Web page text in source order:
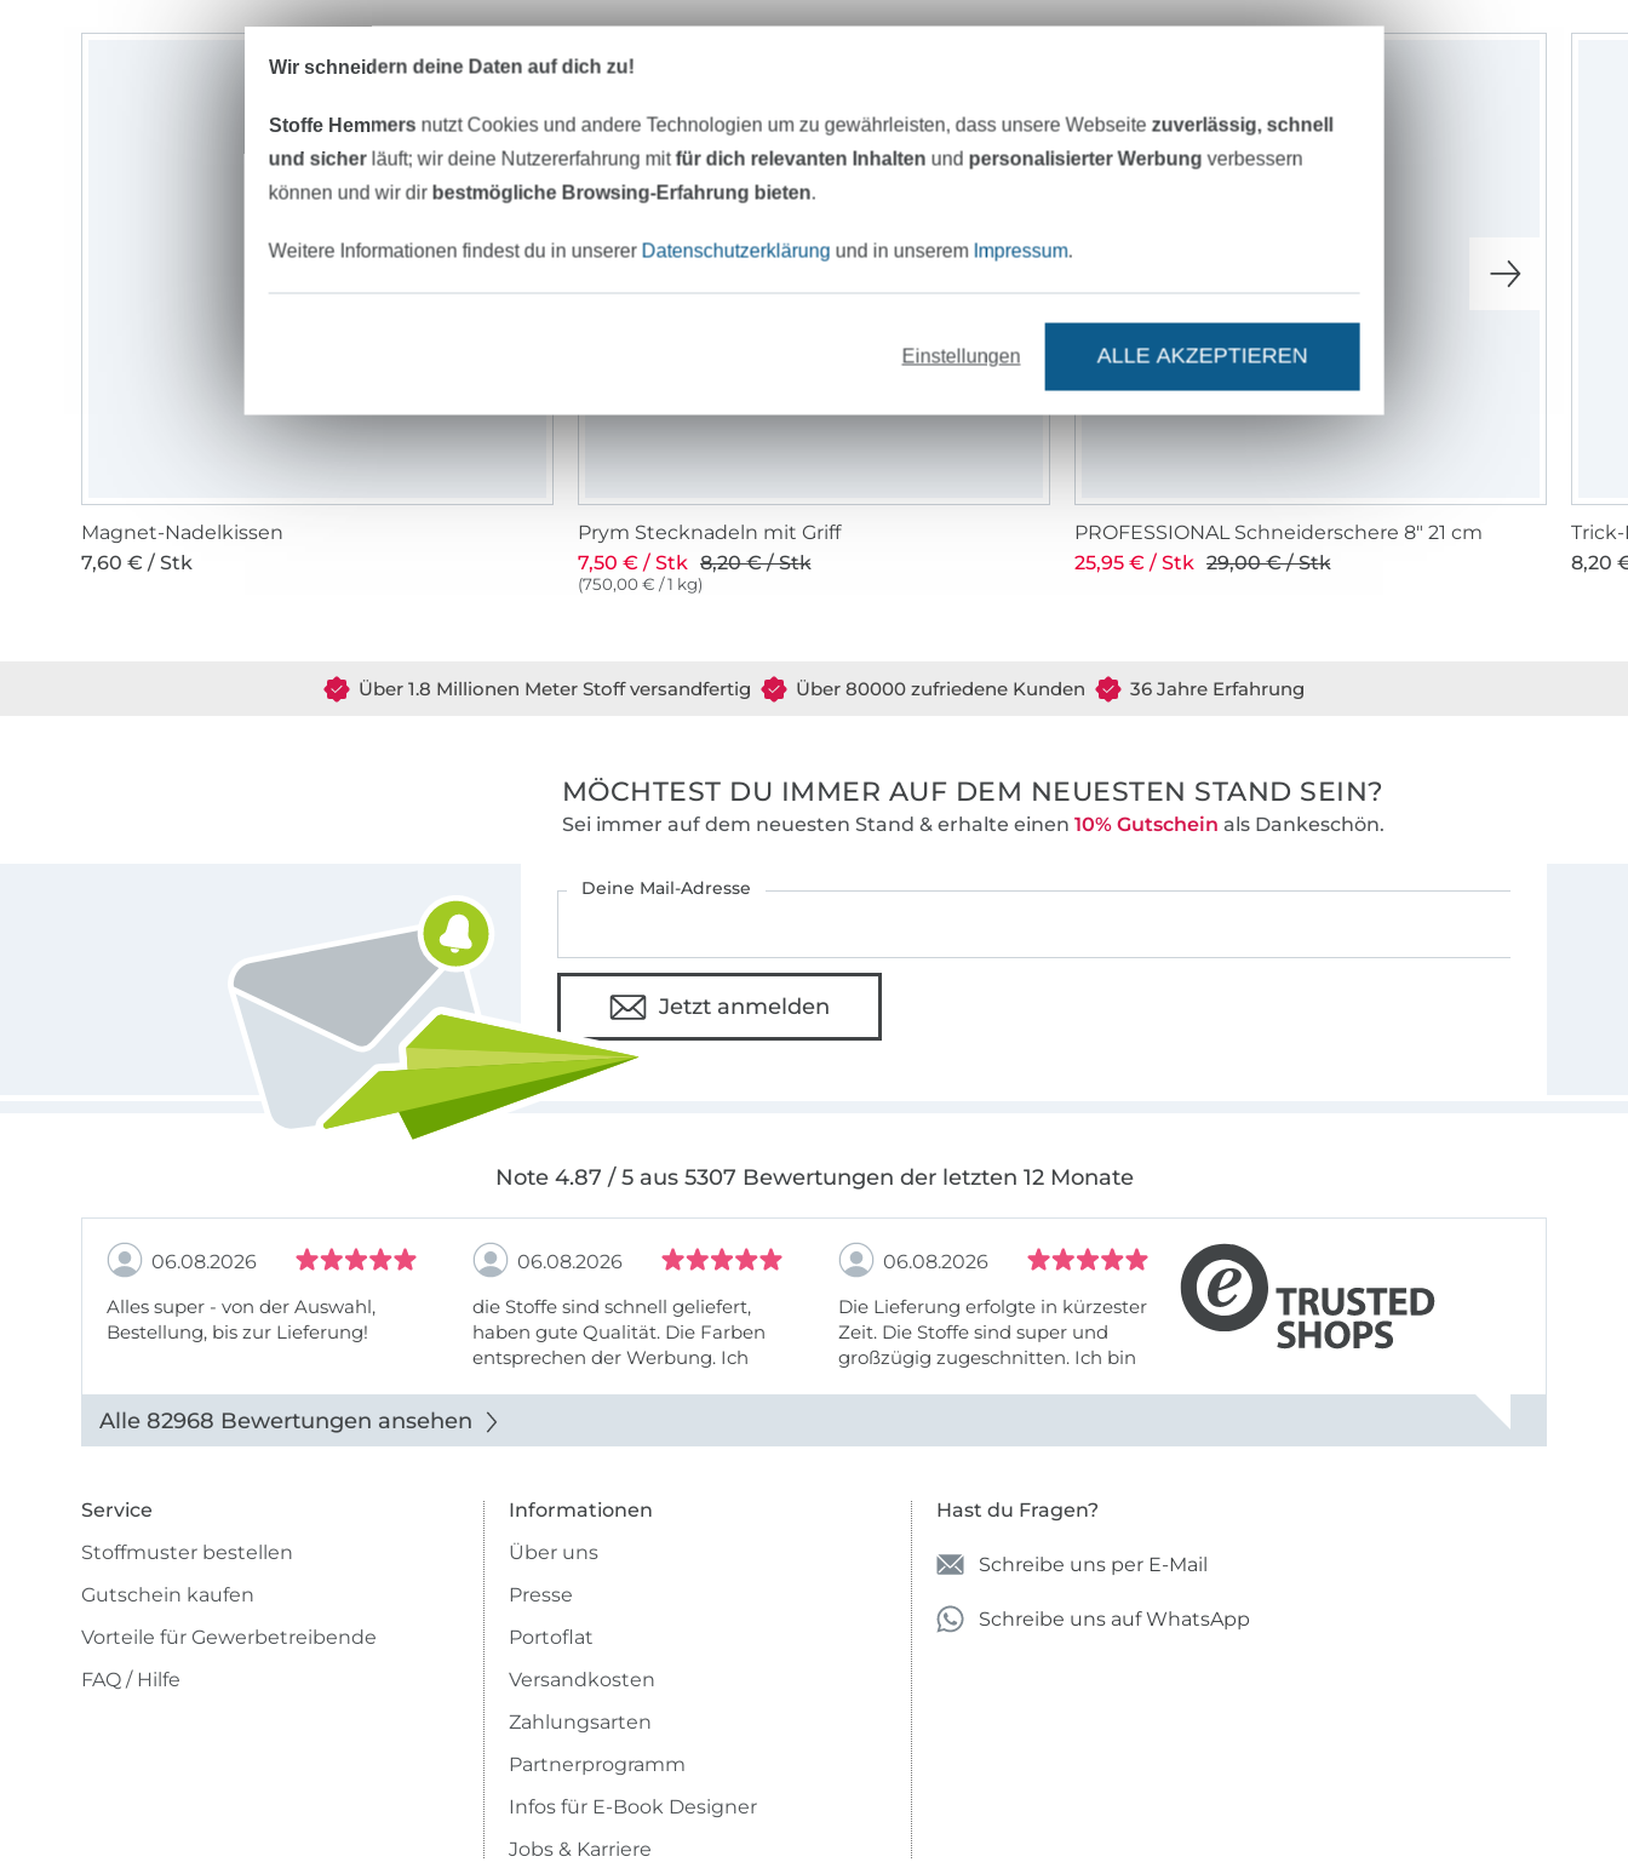
Magnet-Nadelkissen
7,60 € / Stk
-9%
Prym Stecknadeln mit Griff
7,50 € / Stk 8,20 € / Stk
(750,00 € / 1 kg)
PROFESSIONAL Schneiderschere 8" 21 cm
25,95 € / Stk 29,00 € / Stk
8,20
Über 1.8 Millionen Meter Stoff versandfertig Über 80000 zufriedene Kunden 36 Jahre Erfahrung
MÖCHTEST DU IMMER AUF DEM NEUESTEN STAND SEIN?
Sei immer auf dem neuesten Stand & erhalte einen 10% Gutschein als Dankeschön.
Deine Mail-Adresse
Jetzt anmelden
Note 4.87 / 5 aus 5307 Bewertungen der letzten 12 Monate
06.08.2026
Alles super - von der Auswahl,
Bestellung, bis zur Lieferung!
06.08.2026
die Stoffe sind schnell geliefert,
haben gute Qualität. Die Farben
entsprechen der Werbung. Ich
auch die Firma empfehlen.
06.08.2026
Die Lieferung erfolgte in kürzester
Zeit. Die Stoffe sind super und
großzügig zugeschnitten. Ich bin
Alle 82968 Bewertungen ansehen
Service
Stoffmuster bestellen
Gutschein kaufen
Vorteile für Gewerbetreibende
FAQ / Hilfe
Informationen
Über uns
Presse
Portoflat
Versandkosten
Zahlungsarten
Partnerprogramm
Infos für E-Book Designer
Jobs & Karriere
Hast du Fragen?
Schreibe uns per E-Mail
Schreibe uns auf WhatsApp
Wir schneidern deine Daten auf dich zu!
Stoffe Hemmers nutzt Cookies und andere Technologien um zu gewährleisten, dass unsere Webseite zuverlässig, schnell
und sicherläuft; wir deine Nutzererfahrung mitfür dich relevanten Inhalten und personalisierter Werbung verbessern
können und wir dir bestmögliche Browsing-Erfahrung bieten.
Weitere Informationen findest du in unserer Datenschutzerklärung und in unserem Impressum.
Einstellungen ALLE AKZEPTIEREN